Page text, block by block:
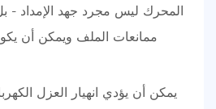
المحرك ليس مجرد جهد الإمداد -
ممانعات الملف ويمكن أن
يمكن أن يؤدي انهيار العزل